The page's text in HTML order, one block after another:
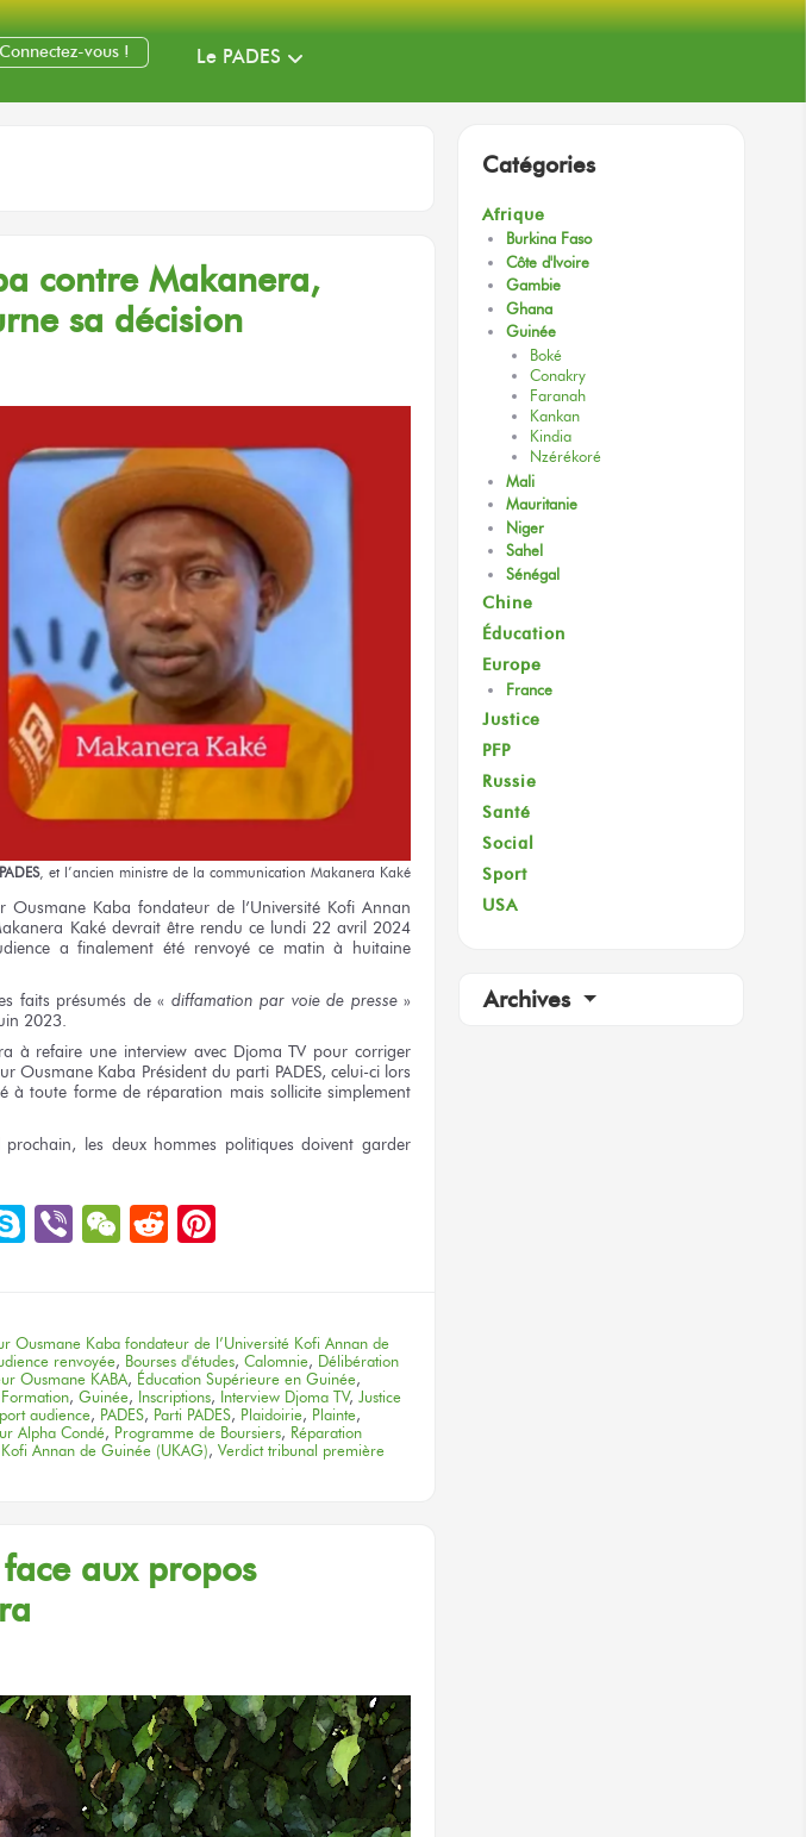
Connectez-vous ! Le PADES
contre Makanera,
sa décision
, et l’ancien ministre de la communication Makanera Kaké
Ousmane Kaba fondateur de l’Université Kofi Annan
Kaké devrait être rendu ce lundi 22 avril 2024
a finalement été renvoyéce matin à huitaine
faits présumés de « diffamation par voie de presse»
2023.
à refaire une interview avec Djoma TV pour corriger
Ousmane Kaba Présidentdu parti PADES, celui-ci lors
à toute forme de réparation mais sollicitesimplement
prochain, les deuxhommes politiques doivent garder
SkypeViberWeChat
Reddit
Ousmane Kaba fondateur de l’Université Kofi Annan de
renvoyée, Bourses d'études, Calomnie, Délibération
Ousmane KABA, Éducation Supérieure en Guinée,
Formation, Guinée, Inscriptions, Interview Djoma TV, Justice
audience, PADES, Parti PADES, Plaidoirie, Plainte,
Alpha Condé, Programme de Boursiers, Réparation
Annan de Guinée (UKAG), Verdict tribunal première
aux propos
Catégories
Afrique
Burkina Faso
Côte d'Ivoire
Gambie
Ghana
Guinée
Boké
Conakry
Faranah
Kankan
Kindia
Nzérékoré
Mali
Mauritanie
Niger
Sahel
Sénégal
Chine
Éducation
Europe
France
Justice
PFP
Russie
Santé
Social
Sport
USA
Archives